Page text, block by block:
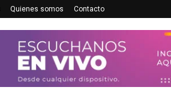
Quienes somos Contacto